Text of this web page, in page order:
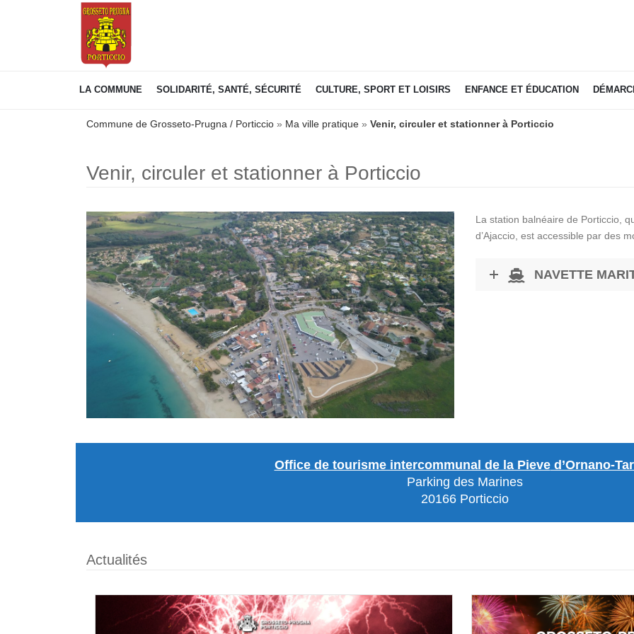
LA COMMUNE SOLIDARITÉ, SANTÉ, SÉCURITÉ CULTURE, SPORT ET LOISIRS ENFANCE ET ÉDUCATION
VENIR, CIRCULER ET STATIONNER À PORTICCIO
Commune de Grosseto-Prugna / Porticcio » Ma ville pratique » Venir, circuler et stationner à Porticcio
Venir, circuler et stationner à Porticcio
La station balnéaire de Porticcio,
d’Ajaccio, est accessible par des
NAVETTE
Office de tourisme intercommunal de la Pieved’Ornano-
Parking des Marines
20166 Porticcio
Actualités